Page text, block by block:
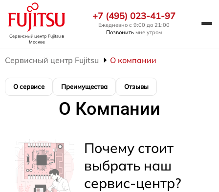
Сервисный центр Fujitsuв
Москве
+7 (495) 023-41-97
Ежедневно с 9:00 до 21:00
Позвонить мне утром
Сервисный центр Fujitsu О компании
О сервисе Преимущества Отзывы
О Компании
Почему стоит
выбрать наш
сервис-центр?